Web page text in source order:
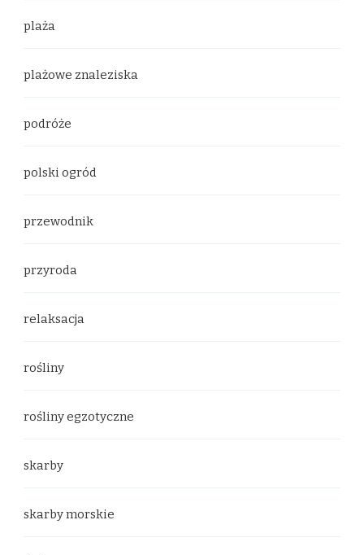
plaża
plażowe znaleziska
podróże
polski ogród
przewodnik
przyroda
relaksacja
rośliny
rośliny egzotyczne
skarby
skarby morskie